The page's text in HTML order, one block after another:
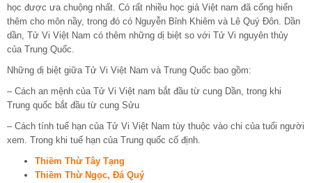
học được ưa chuộng nhất. Có rất nhiều học giả Việt nam đã cống hiến
thêm cho môn nầy, trong đó có Nguyễn Bỉnh Khiêm và Lê Quý Đôn. Dần
dần, Tử Vi Việt Nam có thêm những dị biệt so với Tử Vi nguyên thủy
của Trung Quốc.
Những dị biệt giữa Tử Vi Việt Nam và Trung Quốc bao gồm:
– Cách an mệnh của Tử Vi Việt nam bắt đầu từ cung Dần, trong khi
Trung quốc bắt đầu từ cung Sửu
– Cách tính tuế hạn của Tử Vi Việt Nam tùy thuộc vào chi của tuổi người
xem. Trong khi tuế hạn của Trung quốc cố định.
Thiềm Thừ Tây Tạng
Thiềm Thừ Ngọc, Đá Quý